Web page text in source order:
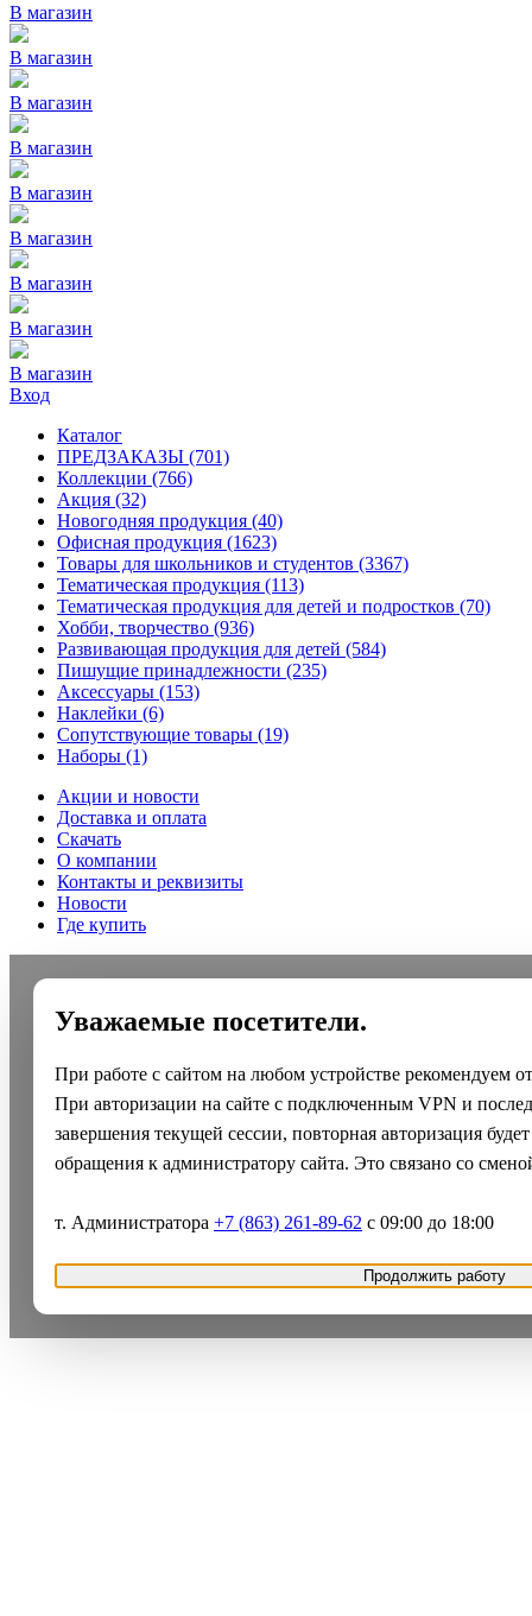
В магазин
В магазин
В магазин
В магазин
В магазин
В магазин
В магазин
В магазин
В магазин
Вход
Каталог
ПРЕДЗАКАЗЫ (701)
Коллекции (766)
Акция (32)
Новогодняя продукция (40)
Офисная продукция (1623)
Товары для школьников и студентов (3367)
Тематическая продукция (113)
Тематическая продукция для детей и подростков (70)
Хобби, творчество (936)
Развивающая продукция для детей (584)
Пишущие принадлежности (235)
Аксессуары (153)
Наклейки (6)
Сопутствующие товары (19)
Наборы (1)
Акции и новости
Доставка и оплата
Скачать
О компании
Контакты и реквизиты
Новости
Где купить
Уважаемые посетители.
При работе с сайтом на любом устройстве рекомендуем
При авторизации на сайте с подключенным VPN и
завершения текущей сессии, повторная авторизация
обращения к администратору сайта. Это связано со
т. Администратора +7 (863) 261-89-62 с 09:00 до 18:00
Продолжить работу